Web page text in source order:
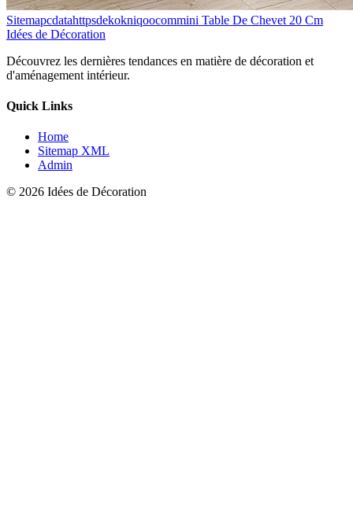
Sitemapcdatahttpsdekokniqoocommini Table De Chevet 20 Cm
Idées de Décoration
Découvrez les dernières tendances en matière de décoration et
d'aménagement intérieur.
Quick Links
Home
Sitemap XML
Admin
© 2026 Idées de Décoration